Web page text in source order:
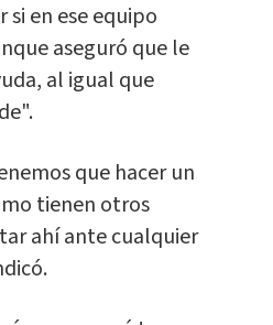
si en ese equipo
aseguró que le
al igual que
que hacer un
tienen otros
ahí ante cualquier